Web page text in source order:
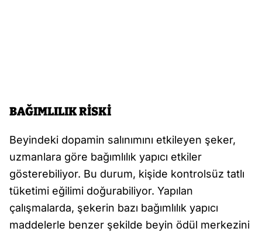
BAĞIMLILIK RİSKİ
Beyindeki dopamin salınımını etkileyen şeker,
uzmanlara göre bağımlılık yapıcı etkiler
gösterebiliyor. Bu durum, kişide kontrolsüz tatlı
tüketimi eğilimi doğurabiliyor. Yapılan
çalışmalarda, şekerin bazı bağımlılık yapıcı
maddelerle benzer şekilde beyin ödül merkezini